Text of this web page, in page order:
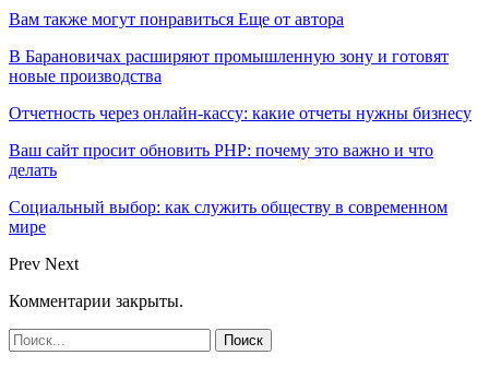
Вам также могут понравиться Еще от автора
В Барановичах расширяют промышленную зону и готовят
новые производства
Отчетность через онлайн-кассу: какие отчеты нужны бизнесу
Ваш сайт просит обновить PHP: почему это важно и что
делать
Социальный выбор: как служить обществу в современном
мире
Prev Next
Комментарии закрыты.